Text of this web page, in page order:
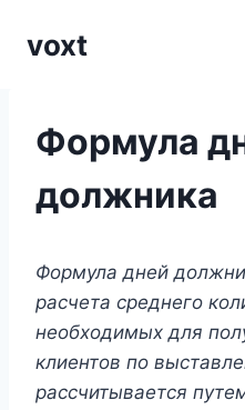
voxt
Формула
должника
Формула дней
расчета среднего
необходимых для
клиентов по
рассчитывается